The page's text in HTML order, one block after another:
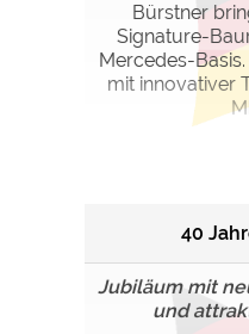
Bürstner
Signature-
Mercedes-
mit innovativer
40
Jubiläum mit
und